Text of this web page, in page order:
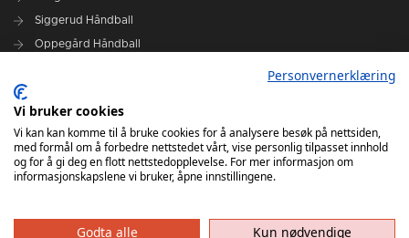
Siggerud Håndball
Oppegård Håndball
Grafisk design Follo HK - Tor Solstad
Follo Media - Tor Solstad - Geir Thomas Fossum - Erik Manshaus-
Hanne Roald
Personvernerklæring
Vi bruker cookies
Vi kan kan komme til å bruke cookies for å analysere besøk på nettsiden,
med formål om å forbedre nettstedet vårt, vise personlig tilpasset innhold
og for å gi deg en flott nettstedopplevelse. For mer informasjon om
informasjonskapslene vi bruker, åpne innstillingene.
Godta alle Kun nødvendige